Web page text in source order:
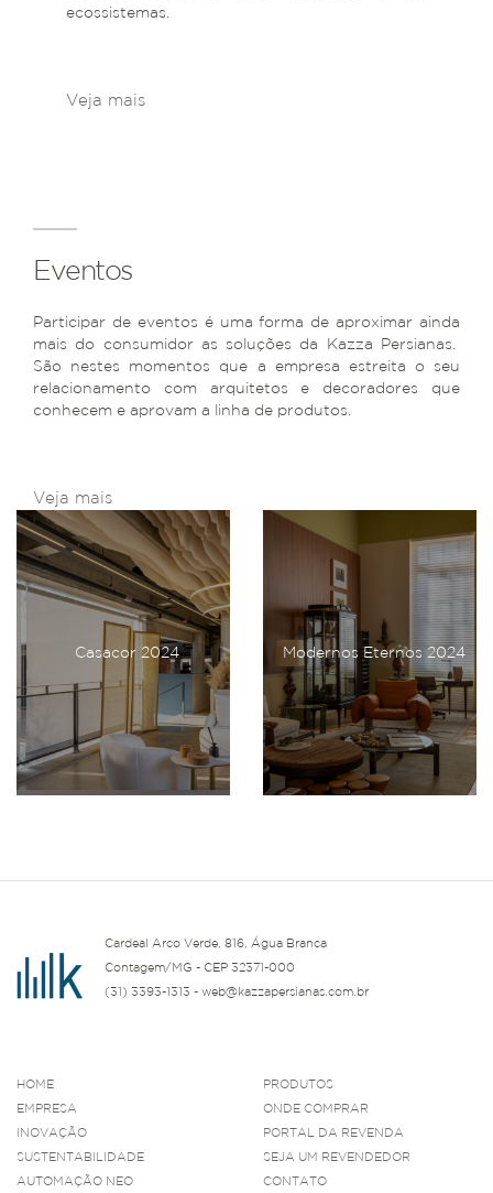
ecossistemas.
Veja mais
Eventos
Participar de eventos é uma forma de aproximar ainda
mais do consumidor as soluções da Kazza Persianas.
São nestes momentos que a empresa estreita o seu
relacionamento com arquitetos e decoradores que
conhecem e aprovam a linha de produtos.
Veja mais
Casacor 2024 Modernos Eternos 2024
Cardeal Arco Verde, 816, Água Branca
Contagem/MG - CEP 32371-000
(31) 3393-1313 - web@kazzapersianas.com.br
HOME
EMPRESA
INOVAÇÃO
SUSTENTABILIDADE
AUTOMAÇÃO NEO
PRODUTOS
ONDE COMPRAR
PORTAL DA REVENDA
SEJA UM REVENDEDOR
CONTATO